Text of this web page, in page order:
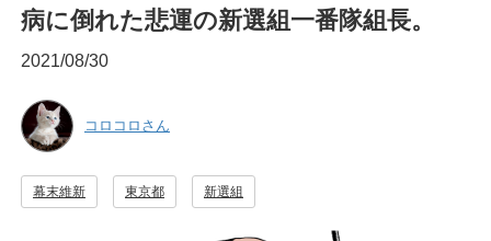
病に倒れた悲運の新選組一番隊組長。
2021/08/30
コロコロさん
幕末維新 東京都 新選組